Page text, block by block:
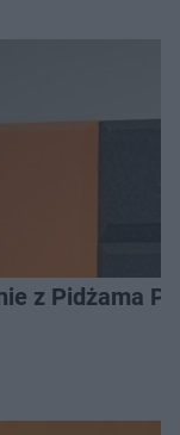
z Pidżama